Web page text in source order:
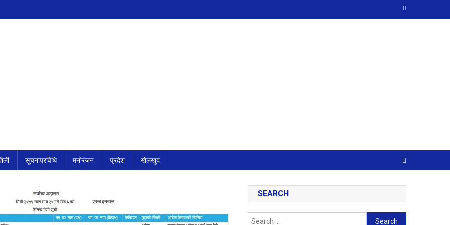
सूचनाप्रविधि मनोरंजन प्रदेश खेलखुद
SEARCH
Search